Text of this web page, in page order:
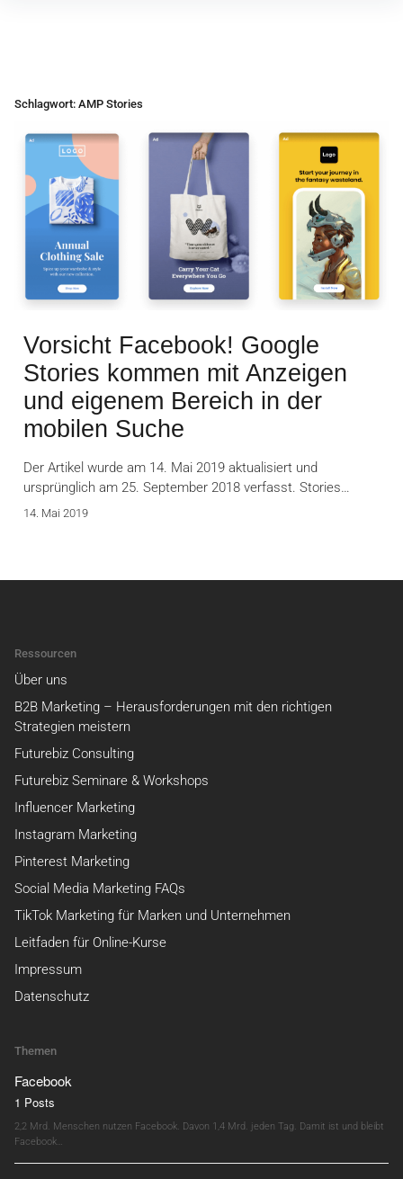
Schlagwort: AMP Stories
Vorsicht Facebook! Google
Stories kommen mit Anzeigen
und eigenem Bereich in der
mobilen Suche
Der Artikel wurde am 14. Mai 2019 aktualisiert und
ursprünglich am 25. September 2018 verfasst. Stories…
14. Mai 2019
Ressourcen
Über uns
B2B Marketing – Herausforderungen mit den richtigen
Strategien meistern
Futurebiz Consulting
Futurebiz Seminare & Workshops
Influencer Marketing
Instagram Marketing
Pinterest Marketing
Social Media Marketing FAQs
TikTok Marketing für Marken und Unternehmen
Leitfaden für Online-Kurse
Impressum
Datenschutz
Themen
Facebook
1 Posts
2,2 Mrd. Menschen nutzen Facebook. Davon 1,4 Mrd. jeden Tag. Damit ist und bleibt
Facebook…